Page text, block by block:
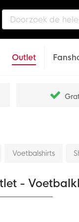
Outlet
Voetbalshirts
-